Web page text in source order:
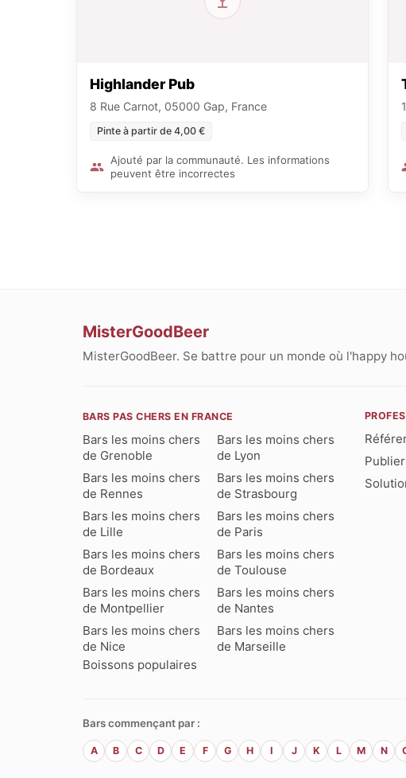
Highlander Pub
8 Rue Carnot, 05000 Gap, France
Pinte à partir de 4,00 €
Ajouté par la communauté. Les informations
peuvent être incorrectes
MisterGoodBeer
MisterGoodBeer. Se battre pour un monde où l'happy
BARS PAS CHERS EN FRANCE
Bars les moins chers
de Grenoble
Bars les moins chers
de Lyon
Bars les moins chers
de Rennes
Bars les moins chers
de Strasbourg
Bars les moins chers
de Lille
Bars les moins chers
de Paris
Bars les moins chers
de Bordeaux
Bars les moins chers
de Toulouse
Bars les moins chers
de Montpellier
Bars les moins chers
de Nantes
Bars les moins chers
de Nice
Bars les moins chers
de Marseille
Boissons populaires
Bars commençant par :
A B C D E F G H I J K L M N